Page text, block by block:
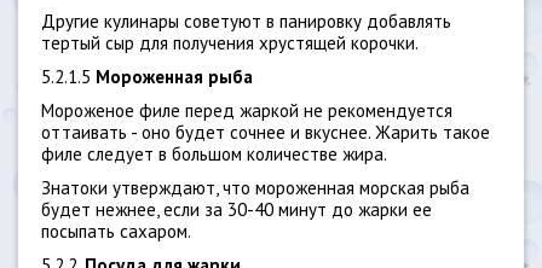
Другие кулинары советуют в панировку добавлять
тертый сыр для получения хрустящей корочки.
5.2.1.5 Мороженная рыба
Мороженое филе перед жаркой не рекомендуется
оттаивать - оно будет сочнее и вкуснее. Жарить такое
филе следует в большом количестве жира.
Знатоки утверждают, что мороженная морская рыба
будет нежнее, если за 30-40 минут до жарки ее
посыпать сахаром.